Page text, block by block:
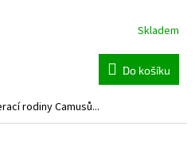
Skladem
Do košíku
rodiny Camusů...